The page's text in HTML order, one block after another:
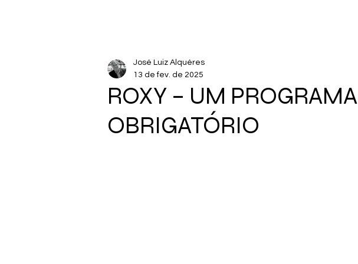
ROXY – UM PROGRAMA
OBRIGATÓRIO
José Luiz Alquéres
13 de fev. de 2025